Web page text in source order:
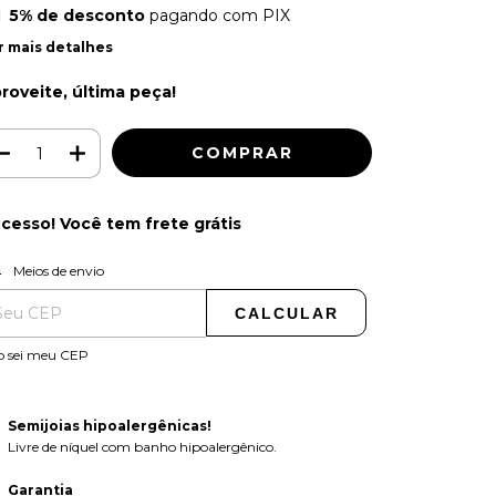
5% de descontopagando com PIX
mais detalhes
última peça!
Você tem frete grátis
para o CEP:
Meios de envio
CALCULAR
sei meu CEP
Semijoias hipoalergênicas!
Livre de níquel com banho hipoalergênico.
Garantia